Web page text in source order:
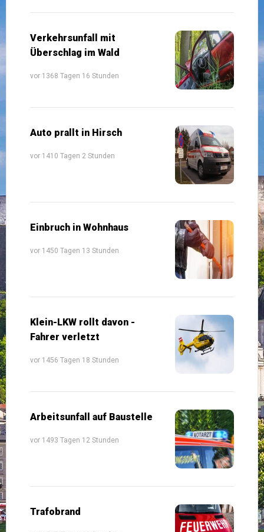
Verkehrsunfall mit
Überschlag im Wald
vor 1368 Tagen 16 Stunden
Auto prallt in Hirsch
vor 1410 Tagen 2 Stunden
Einbruch in Wohnhaus
vor 1450 Tagen 13 Stunden
Klein-LKW rollt davon -
Fahrer verletzt
vor 1456 Tagen 18 Stunden
Arbeitsunfall auf Baustelle
vor 1493 Tagen 12 Stunden
Trafobrand